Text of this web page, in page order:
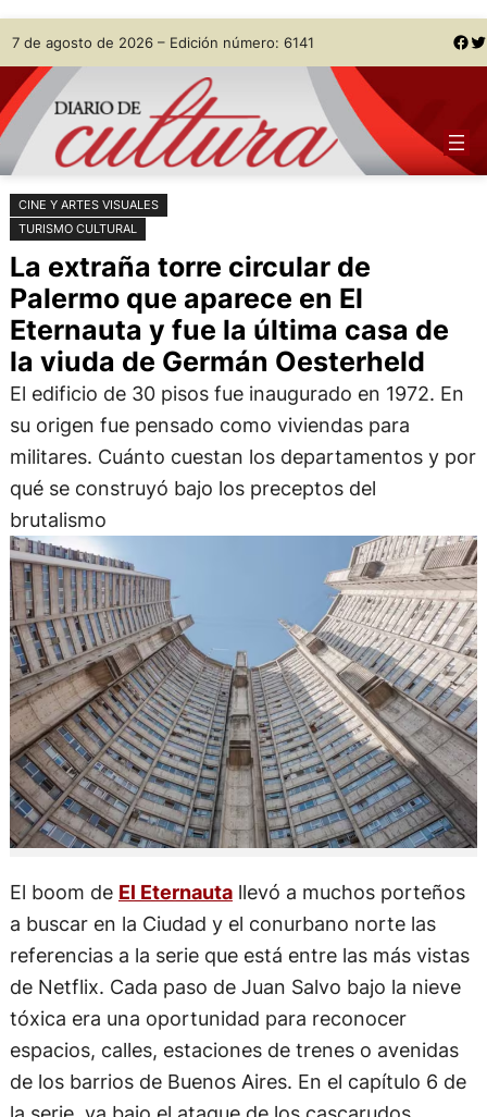
Saltar
al
contenido
Skip
to
content
7 de agosto de 2026 – Edición número: 6141 Facebook Twitter
CINE Y ARTES VISUALES
TURISMO CULTURAL
La extraña torre circular de
Palermo que aparece en El
Eternauta y fue la última casa de
la viuda de Germán Oesterheld
El edificio de 30 pisos fue inaugurado en 1972. En
su origen fue pensado como viviendas para
militares. Cuánto cuestan los departamentos y por
qué se construyó bajo los preceptos del
brutalismo
El boom de El Eternautallevó a muchos porteños
a buscar en la Ciudad y el conurbano norte las
referencias a la serie que está entre las más vistas
de Netflix. Cada paso de Juan Salvo bajo la nieve
tóxica era una oportunidad para reconocer
espacios, calles, estaciones de trenes o avenidas
de los barrios de Buenos Aires. En el capítulo 6 de